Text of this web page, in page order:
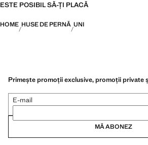
ESTE POSIBIL SĂ-ȚI PLACĂ
HOME HUSE DE PERNĂ UNI
Primește promoții exclusive, promoții private
E-mail
MĂ ABONEZ